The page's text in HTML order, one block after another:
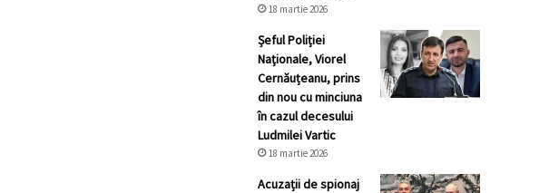
18 martie 2026
Șeful Poliției
Naţionale, Viorel
Cernăuțeanu, prins
din nou cu minciuna
în cazul decesului
Ludmilei Vartic
18 martie 2026
Acuzații de spionaj